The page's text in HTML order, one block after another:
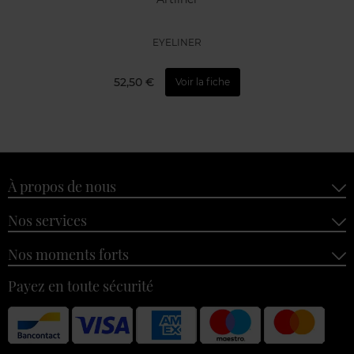
EYELINER
52,50 € Voir la fiche
À propos de nous
Nos services
Nos moments forts
Payez en toute sécurité